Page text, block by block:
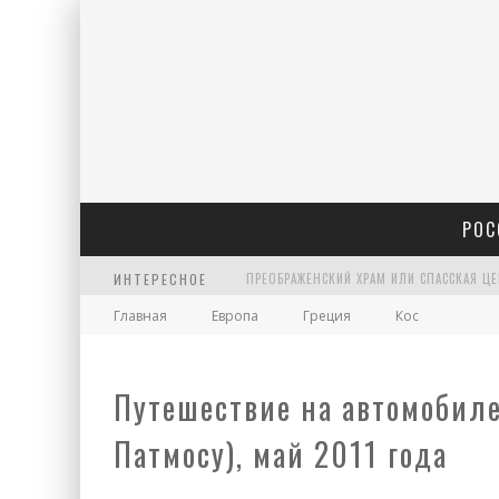
ИНТЕРЕСНОЕ
Главная Европа Греция Кос
Путешествие на
Патмосу), май 2011 года